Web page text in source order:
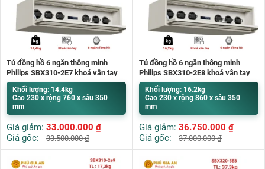
Tủ đồng hồ 6 ngăn thông minh
Philips SBX310-2E7 khoá vân tay
Khối lượng: 14.4kg
Cao 230 x rộng 760 x sâu 350
mm
Giá giảm: 33.000.000 ₫
Giá gốc:
33.500.000₫
Tủ đồng hồ 6 ngăn thông minh
Philips SBX310-2E8 khoá vân tay
Khối lượng: 16.2kg
Cao 230 x rộng 860 x sâu 350
mm
Giá giảm: 36.750.000 ₫
Giá gốc:
37.000.000₫